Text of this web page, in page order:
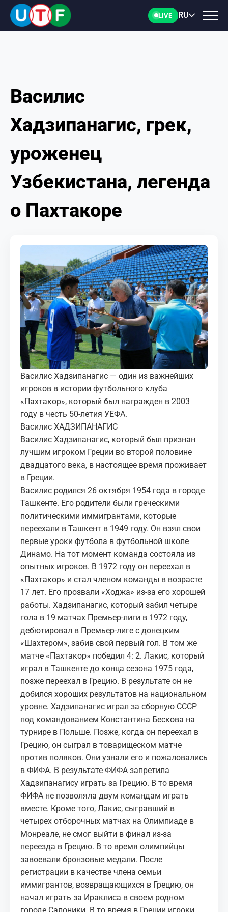
LIVE RU
ГЛАВНАЯ
ФТУ
НОВОСТИ
ДОКУМЕНТЫ
ПЕРСОНАЛИИ
КОРТЫ
КОНТАКТЫ
UZ-PIN
Василис
Хадзипанагис, грек,
уроженец
Узбекистана, легенда
о Пахтакоре
Василис Хадзипанагис — один из важнейших
игроков в истории футбольного клуба
«Пахтакор», который был награжден в 2003
году в честь 50-летия УЕФА.
Василис ХАДЗИПАНАГИС
Василис Хадзипанагис, который был признан
лучшим игроком Греции во второй половине
двадцатого века, в настоящее время проживает
в Греции.
Василис родился 26 октября 1954 года в городе
Ташкенте. Его родители были греческими
политическими иммигрантами, которые
переехали в Ташкент в 1949 году. Он взял свои
первые уроки футбола в футбольной школе
Динамо. На тот момент команда состояла из
опытных игроков. В 1972 году он переехал в
«Пахтакор» и стал членом команды в возрасте
17 лет. Его прозвали «Ходжа» из-за его хорошей
работы. Хадзипанагис, который забил четыре
гола в 19 матчах Премьер-лиги в 1972 году,
дебютировал в Премьер-лиге с донецким
«Шахтером», забив свой первый гол. В том же
матче «Пахтакор» победил 4: 2. Лакис, который
играл в Ташкенте до конца сезона 1975 года,
позже переехал в Грецию. В результате он не
добился хороших результатов на национальном
уровне. Хадзипанагис играл за сборную СССР
под командованием Константина Бескова на
турнире в Польше. Позже, когда он переехал в
Грецию, он сыграл в товарищеском матче
против поляков. Они узнали его и пожаловались
в ФИФА. В результате ФИФА запретила
Хадзипанагису играть за Грецию. В то время
ФИФА не позволяла двум командам играть
вместе. Кроме того, Лакис, сыгравший в
четырех отборочных матчах на Олимпиаде в
Монреале, не смог выйти в финал из-за
переезда в Грецию. В то время олимпийцы
завоевали бронзовые медали. После
регистрации в качестве члена семьи
иммигрантов, возвращающихся в Грецию, он
начал играть за Ираклиса в своем родном